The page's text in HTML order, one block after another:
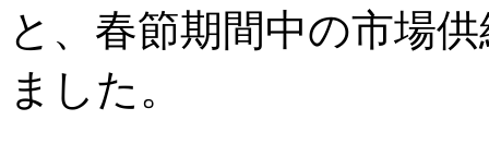
と、春節期間中の市場
ました。